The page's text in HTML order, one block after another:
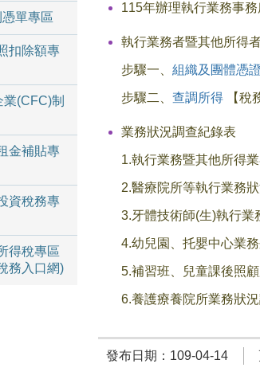
單專區
扣除額專
(CFC)制
金補貼專
資稅務專
得稅專區
務入口網)
115年辦理執行業務事
執行業務者暨其他所得
步驟一、 組織及團體憑
步驟二、 查調所得【稅
業務狀況調查紀錄表
1.執行業務暨其他所得
2.醫療院所等執行業務
3.牙體技術師(生)執行業
4.幼兒園、托嬰中心業
5.補習班、兒童課後照
6.養護療養院所業務狀
發布日期：109-04-14